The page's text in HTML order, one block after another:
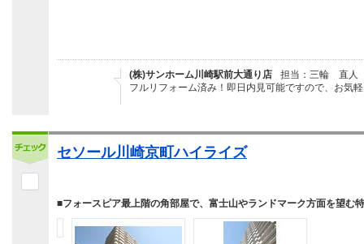
(株)サンホーム川崎駅前大通り店
担当：三輪 直人
フルリフォーム済み！即日内見可能ですので、お気
セソール川崎京町ハイライズ
■フォースピア最上階の角部屋で、富士山やランドマーク方面を望む